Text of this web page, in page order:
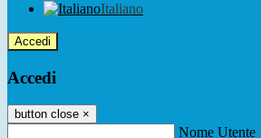
Italiano
Accedi
Accedi
button close ×
Nome Utente